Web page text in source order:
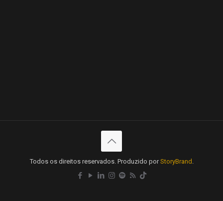
Todos os direitos reservados. Produzido porStoryBrand .